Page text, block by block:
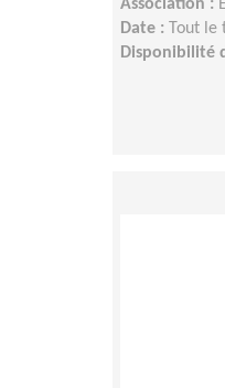
Association :
Date : Tout le
Disponibilité